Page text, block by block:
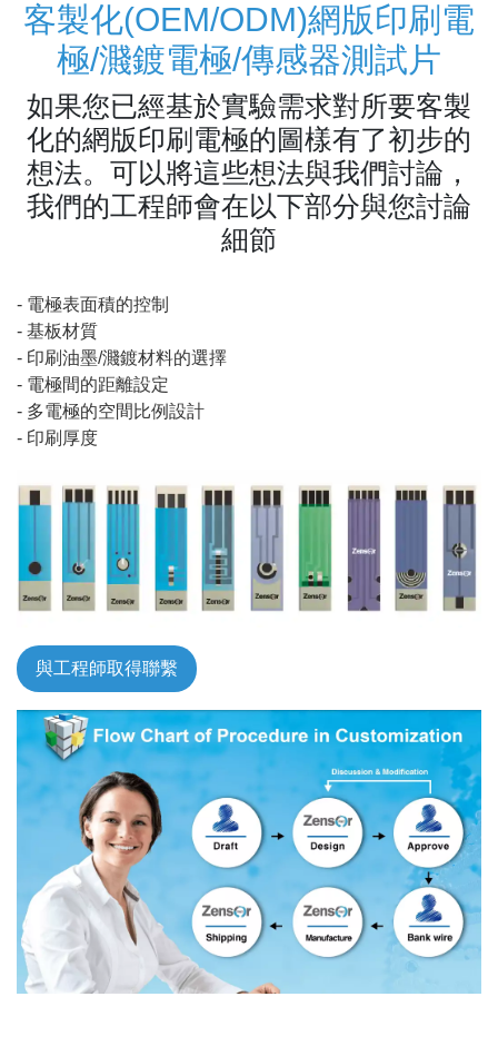
客製化(OEM/ODM)網版印刷電
極/濺鍍電極/傳感器測試片
如果您已經基於實驗需求對所要客製
化的網版印刷電極的圖樣有了初步的
想法。可以將這些想法與我們討論，
我們的工程師會在以下部分與您討論
細節
- 電極表面積的控制
- 基板材質
- 印刷油墨/濺鍍材料的選擇
- 電極間的距離設定
- 多電極的空間比例設計
- 印刷厚度
與工程師取得聯繫